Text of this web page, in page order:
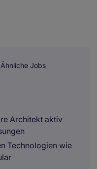
Ähnliche Jobs
Architekt aktiv
Technologien wie